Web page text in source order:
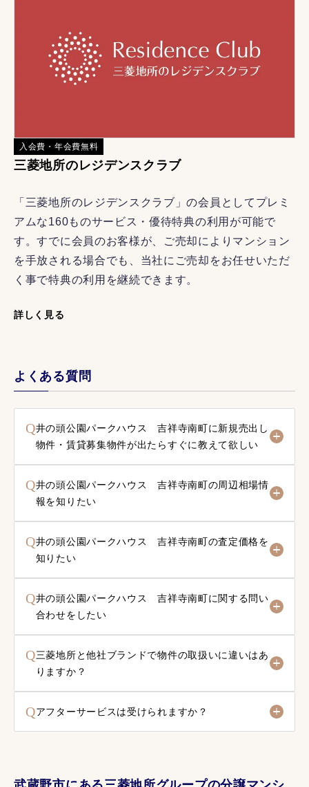
入会費・年会費無料
三菱地所のレジデンスクラブ
「三菱地所のレジデンスクラブ」の会員としてプレミ
アムな160ものサービス・優待特典の利用が可能で
す。すでに会員のお客様が、ご売却によりマンション
を手放される場合でも、当社にご売却をお任せいただ
く事で特典の利用を継続できます。
詳しく見る
よくある質問
Q井の頭公園パークハウス 吉祥寺南町に新規売出し
物件・賃貸募集物件が出たらすぐに教えて欲しい
Q井の頭公園パークハウス 吉祥寺南町の周辺相場情
報を知りたい
Q井の頭公園パークハウス 吉祥寺南町の査定価格を
知りたい
Q井の頭公園パークハウス 吉祥寺南町に関する問い
合わせをしたい
Q三菱地所と他社ブランドで物件の取扱いに違いはあ
りますか？
Qアフターサービスは受けられますか？